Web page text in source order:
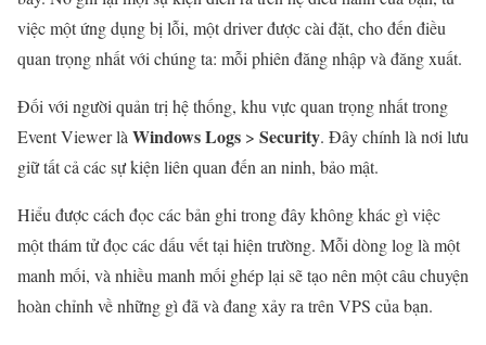
việc một ứng dụng bị lỗi, một driver được cài đặt, cho đến điều
quan trọng nhất với chúng ta: mỗi phiên đăng nhập và đăng xuất.
Đối với người quản trị hệ thống, khu vực quan trọng nhất trong
Event Viewer làWindows Logs > Security. Đây chính là nơi lưu
giữ tất cả các sự kiện liên quan đến an ninh, bảo mật.
Hiểu được cách đọc các bản ghi trong đây không khác gì việc
một thám tử đọc các dấu vết tại hiện trường. Mỗi dòng log là một
manh mối, và nhiều manh mối ghép lại sẽ tạo nên một câu chuyện
hoàn chỉnh về những gì đã và đang xảy ra trên VPS của bạn.